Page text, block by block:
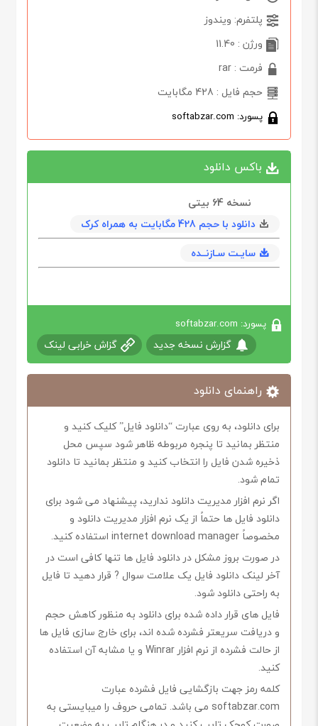
پلتفرم: ویندوز
ورژن : 11.40
فرمت : rar
حجم فایل : 428 مگابایت
پسورد: softabzar.com
باکس دانلود
نسخه 64‌ بیتی
دانلود با حجم 428 مگابايت به همراه کرک
سایـت سـازنــده
پسورد: softabzar.com
گزارش نسخه جدید گزاش خرابی لینک
راهنمای دانلود
برای دانلود، به روی عبارت “دانلود فایل” کلیک کنید و
منتظر بمانید تا پنجره مربوطه ظاهر شود سپس محل
ذخیره شدن فایل را انتخاب کنید و منتظر بمانید تا دانلود
تمام شود.
اگر نرم افزار مدیریت دانلود ندارید، پیشنهاد می شود برای
دانلود فایل ها حتماً از یک نرم افزار مدیریت دانلود و
مخصوصاً internet download manager استفاده کنید.
در صورت بروز مشکل در دانلود فایل ها تنها کافی است در
آخر لینک دانلود فایل یک علامت سوال ? قرار دهید تا فایل
به راحتی دانلود شود.
فایل های قرار داده شده برای دانلود به منظور کاهش حجم
و دریافت سریعتر فشرده شده اند، برای خارج سازی فایل ها
از حالت فشرده از نرم افزار Winrar و یا مشابه آن استفاده
کنید.
کلمه رمز جهت بازگشایی فایل فشرده عبارت
softabzar.com می باشد. تمامی حروف را میبایستی به